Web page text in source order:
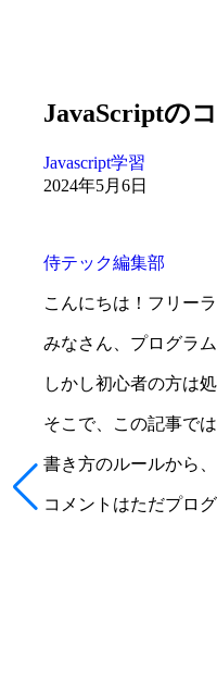
JavaScriptの
Javascript学習
2024年5月6日
侍テック編集部
こんにちは！フリー
みなさん、プログラ
しかし初心者の方は
そこで、この記事で
書き方のルールから
コメントはただプロ